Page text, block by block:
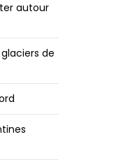
autour
de